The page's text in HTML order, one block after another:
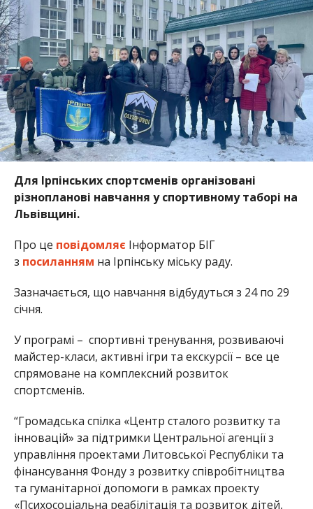
Для Ірпінських спортсменів організовані
різнопланові навчання у спортивному таборі на
Львівщині.
Про це повідомляє Інформатор БІГ
з посиланням на Ірпінську міську раду.
Зазначається, що навчання відбудуться з 24 по 29
січня.
У програмі – спортивні тренування, розвиваючі
майстер-класи, активні ігри та екскурсії – все це
спрямоване на комплексний розвиток
спортсменів.
“Громадська спілка «Центр сталого розвитку та
інновацій» за підтримки Центральної агенції з
управління проектами Литовської Республіки та
фінансування Фонду з розвитку співробітництва
та гуманітарної допомоги в рамках проекту
«Психосоціальна реабілітація та розвиток дітей,